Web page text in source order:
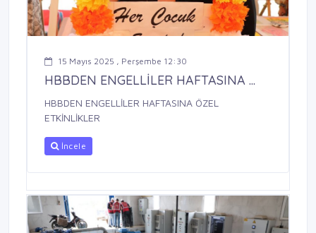
15 Mayıs 2025 , Perşembe 12:30
HBBDEN ENGELLİLER HAFTASINA ...
HBBDEN ENGELLİLER HAFTASINA ÖZEL
ETKİNLİKLER
İncele